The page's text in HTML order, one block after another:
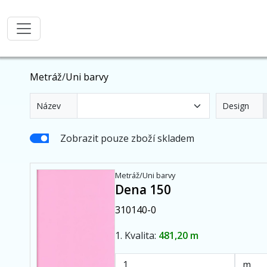
Metráž/Uni barvy
Název Design
Zobrazit pouze zboží skladem
Metráž/Uni barvy
Dena 150
310140-0
1. Kvalita: 481,20 m